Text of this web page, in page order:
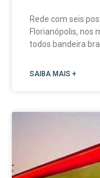
Rede com seis
Florianópolis, nos
todos bandeira
SAIBA MAIS +